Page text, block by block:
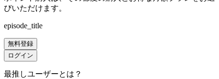
びいただけます。
episode_title
無料登録
ログイン
最推しユーザーとは？